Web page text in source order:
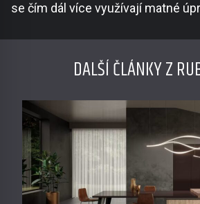
se čím dál více využívají matné
DALŠÍ ČLÁNKY Z